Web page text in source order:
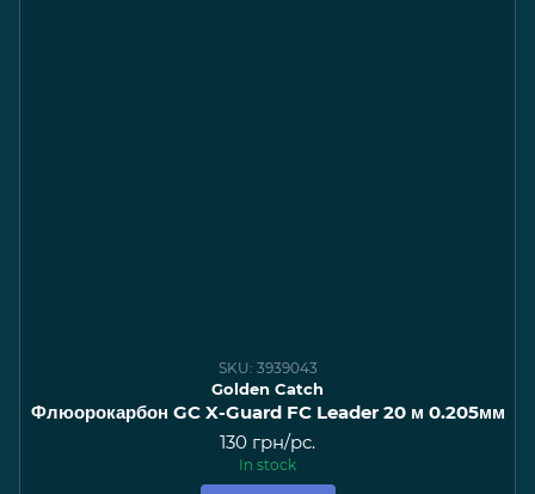
SKU: 3939043
Golden Catch
Флюорокарбон GC X-Guard FC Leader 20 м 0.205мм
130 грн/pc.
In stock